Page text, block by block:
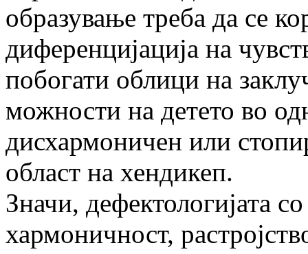
образување треба да се
диференцијација на
побогати облици на
можности на детето во
дисхармоничен или
област на хендикеп.
Значи, дефектологијата
хармоничност,